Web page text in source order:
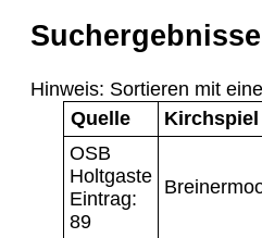
Suchergebnisse
Hinweis: Sortieren mit
Quelle
Kirchspiel
OSB
Holtgaste
Eintrag:
89